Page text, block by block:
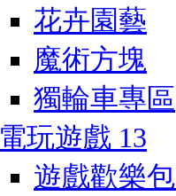
花卉園藝
魔術方塊
獨輪車專區
電玩遊戲 13
遊戲歡樂包